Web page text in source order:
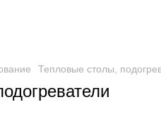
Тепловые столы,